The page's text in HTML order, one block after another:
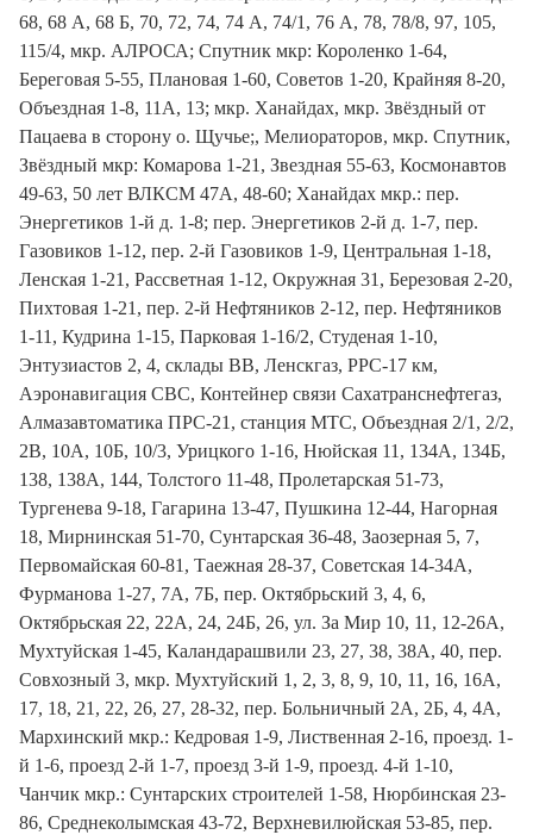
68, 68 А, 68 Б, 70, 72, 74, 74 А, 74/1, 76 А, 78, 78/8, 97, 105,
115/4, мкр. АЛРОСА; Спутник мкр: Короленко 1-64,
Береговая 5-55, Плановая 1-60, Советов 1-20, Крайняя 8-20,
Объездная 1-8, 11А, 13; мкр. Ханайдах, мкр. Звёздный от
Пацаева в сторону о. Щучье;, Мелиораторов, мкр. Спутник,
Звёздный мкр: Комарова 1-21, Звездная 55-63, Космонавтов
49-63, 50 лет ВЛКСМ 47А, 48-60; Ханайдах мкр.: пер.
Энергетиков 1-й д. 1-8; пер. Энергетиков 2-й д. 1-7, пер.
Газовиков 1-12, пер. 2-й Газовиков 1-9, Центральная 1-18,
Ленская 1-21, Рассветная 1-12, Окружная 31, Березовая 2-20,
Пихтовая 1-21, пер. 2-й Нефтяников 2-12, пер. Нефтяников
1-11, Кудрина 1-15, Парковая 1-16/2, Студеная 1-10,
Энтузиастов 2, 4, склады ВВ, Ленскгаз, РРС-17 км,
Аэронавигация СВС, Контейнер связи Сахатранснефтегаз,
Алмазавтоматика ПРС-21, станция МТС, Объездная 2/1, 2/2,
2В, 10А, 10Б, 10/3, Урицкого 1-16, Нюйская 11, 134А, 134Б,
138, 138А, 144, Толстого 11-48, Пролетарская 51-73,
Тургенева 9-18, Гагарина 13-47, Пушкина 12-44, Нагорная
18, Мирнинская 51-70, Сунтарская 36-48, Заозерная 5, 7,
Первомайская 60-81, Таежная 28-37, Советская 14-34А,
Фурманова 1-27, 7А, 7Б, пер. Октябрьский 3, 4, 6,
Октябрьская 22, 22А, 24, 24Б, 26, ул. За Мир 10, 11, 12-26А,
Мухтуйская 1-45, Каландарашвили 23, 27, 38, 38А, 40, пер.
Совхозный 3, мкр. Мухтуйский 1, 2, 3, 8, 9, 10, 11, 16, 16А,
17, 18, 21, 22, 26, 27, 28-32, пер. Больничный 2А, 2Б, 4, 4А,
Мархинский мкр.: Кедровая 1-9, Лиственная 2-16, проезд. 1-
й 1-6, проезд 2-й 1-7, проезд 3-й 1-9, проезд. 4-й 1-10,
Чанчик мкр.: Сунтарских строителей 1-58, Нюрбинская 23-
86, Среднеколымская 43-72, Верхневилюйская 53-85, пер.